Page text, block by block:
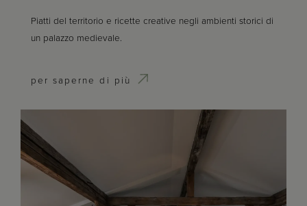
Piatti del territorio e ricette creative negli ambienti storici di
un palazzo medievale.
per saperne di più